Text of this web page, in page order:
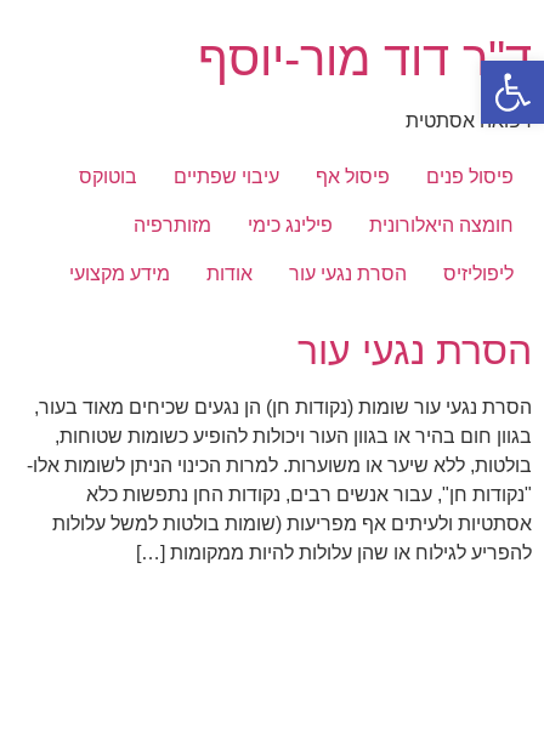
פתח סרגל נגישות
לתוכן
ד"ר דוד מור-יוסף
רפואה אסתטית
פיסול פנים פיסול אף עיבוי שפתיים בוטוקס
חומצה היאלורונית פילינג כימי מזותרפיה
ליפוליזיס הסרת נגעי עור אודות מידע מקצועי
הסרת נגעי עור
הסרת נגעי עור שומות (נקודות חן) הן נגעים שכיחים מאוד בעור,
בגוון חום בהיר או בגוון העור ויכולות להופיע כשומות שטוחות,
בולטות, ללא שיער או משוערות. למרות הכינוי הניתן לשומות אלו-
"נקודות חן", עבור אנשים רבים, נקודות החן נתפשות כלא
אסתטיות ולעיתים אף מפריעות (שומות בולטות למשל עלולות
להפריע לגילוח או שהן עלולות להיות ממקומות […]